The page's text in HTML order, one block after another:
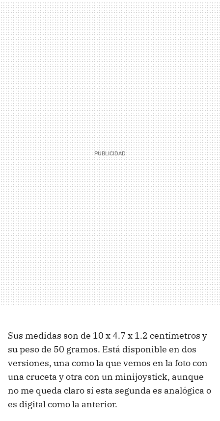
Sus medidas son de 10 x 4.7 x 1.2 centímetros y
su peso de 50 gramos. Está disponible en dos
versiones, una como la que vemos en la foto con
una cruceta y otra con un minijoystick, aunque
no me queda claro si esta segunda es analógica o
es digital como la anterior.